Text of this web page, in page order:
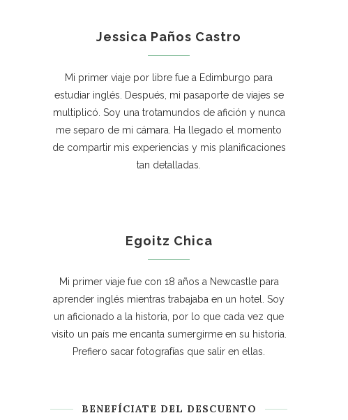
Jessica Paños Castro
Mi primer viaje por libre fue a Edimburgo para
estudiar inglés. Después, mi pasaporte de viajes se
multiplicó. Soy una trotamundos de afición y nunca
me separo de mi cámara. Ha llegado el momento
de compartir mis experiencias y mis planificaciones
tan detalladas.
Egoitz Chica
Mi primer viaje fue con 18 años a Newcastle para
aprender inglés mientras trabajaba en un hotel. Soy
un aficionado a la historia, por lo que cada vez que
visito un país me encanta sumergirme en su historia.
Prefiero sacar fotografías que salir en ellas.
BENEFÍCIATE DEL DESCUENTO